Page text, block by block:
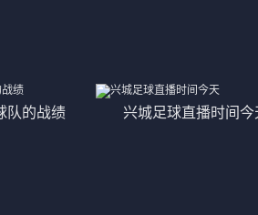
队的战绩 兴城足球直播时间今